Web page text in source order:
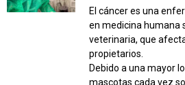
El cáncer es una
en medicina humana
veterinaria, que
propietarios.
Debido a una mayor
mascotas cada vez